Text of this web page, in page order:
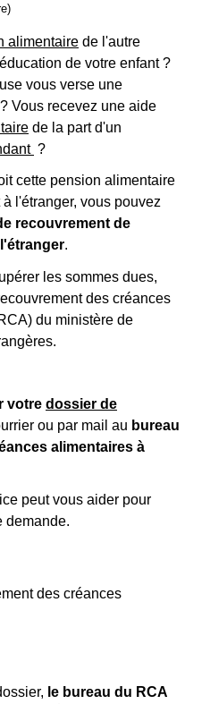
alimentaire de l'autre
de votre enfant ?
vous verse une
? Vous recevez une aide
de la part d'un
?
cette pension alimentaire
l'étranger, vous pouvez
recouvrement de
.
les sommes dues,
des créances
du ministère de
votre dossier de
ou par mail au bureau
alimentaires à
peut vous aider pour
demande.
des créances
le bureau du RCA